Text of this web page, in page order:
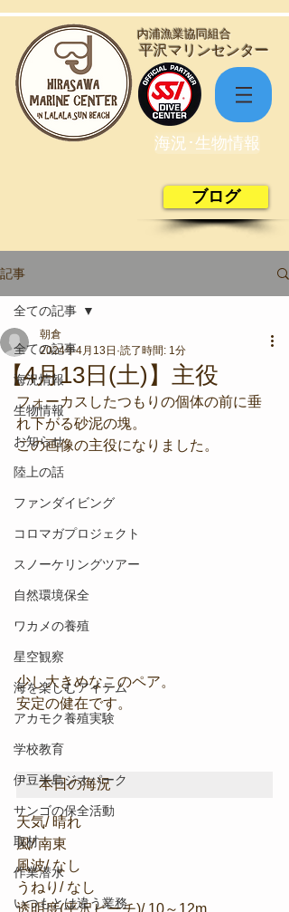
​平沢マリンセンター
​内浦漁業協同組合
海況･生物情報
ブログ
記事
全ての記事
海況情報
生物情報
お知らせ
陸上の話
ファンダイビング
コロマガプロジェクト
スノーケリングツアー
自然環境保全
ワカメの養殖
星空観察
海を楽しむアイテム
アカモク養殖実験
学校教育
伊豆半島ジオパーク
サンゴの保全活動
取材
作業潜水
いつもとは違う業務
全ての記事
【4月13日(土)】主役
朝倉
2024年4月13日 読了時間: 1分
フォーカスしたつもりの個体の前に垂
れ下がる砂泥の塊。
この画像の主役になりました。
少し大きめなこのペア。
安定の健在です。
本日の海況
天気/ 晴れ
風/ 南東
風波/ なし
うねり/ なし
透明度(平沢ビーチ)/ 10～12m